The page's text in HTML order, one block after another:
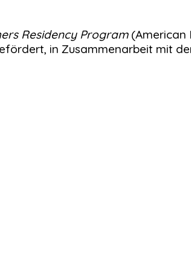
Residency Program(American
in Zusammenarbeit mit